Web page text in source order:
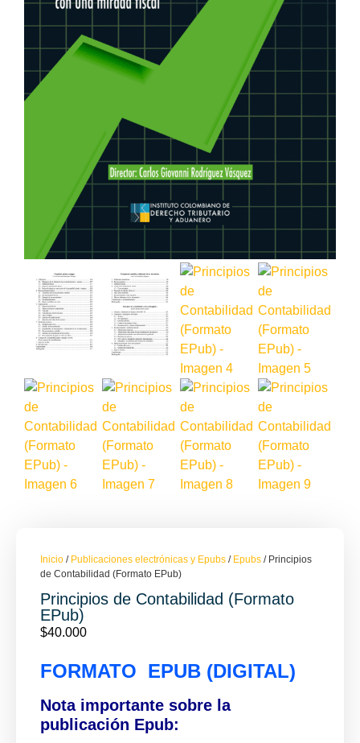
Inicio / Publicaciones electrónicas y Epubs / Epubs / Principios
de Contabilidad (Formato EPub)
Principios de Contabilidad (Formato
EPub)
$40.000
FORMATO EPUB (DIGITAL)
Nota importante sobre la
publicación Epub: